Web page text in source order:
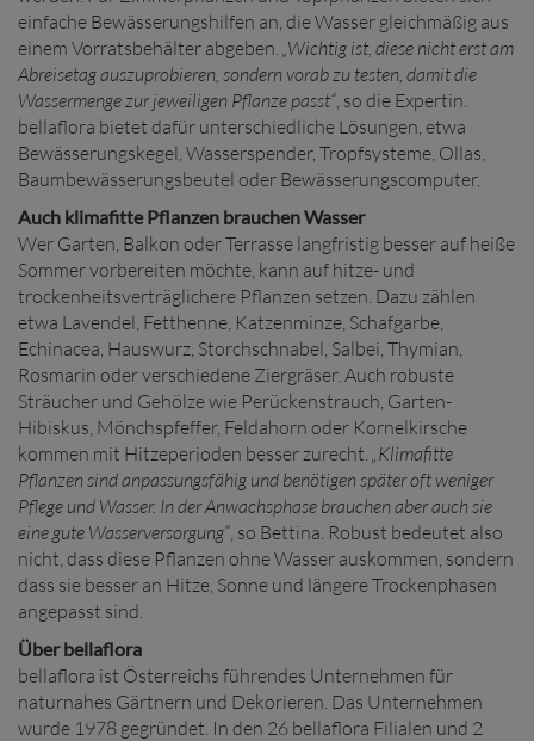
einfache Bewässerungshilfen an, die Wasser gleichmäßig aus
einem Vorratsbehälter abgeben. „Wichtig ist, diese nicht erst am
Abreisetag auszuprobieren, sondern vorab zu testen, damit die
Wassermenge zur jeweiligen Pflanze passt“, so die Expertin.
bellaflora bietet dafür unterschiedliche Lösungen, etwa
Bewässerungskegel, Wasserspender, Tropfsysteme, Ollas,
Baumbewässerungsbeutel oder Bewässerungscomputer.
Auch klimafitte Pflanzen brauchen Wasser
Wer Garten, Balkon oder Terrasse langfristig besser auf heiße
Sommer vorbereiten möchte, kann auf hitze- und
trockenheitsverträglichere Pflanzen setzen. Dazu zählen
etwa Lavendel, Fetthenne, Katzenminze, Schafgarbe,
Echinacea, Hauswurz, Storchschnabel, Salbei, Thymian,
Rosmarin oder verschiedene Ziergräser. Auch robuste
Sträucher und Gehölze wie Perückenstrauch, Garten-
Hibiskus, Mönchspfeffer, Feldahorn oder Kornelkirsche
kommen mit Hitzeperioden besser zurecht. „Klimafitte
Pflanzen sind anpassungsfähig und benötigen später oft weniger
Pflege und Wasser. In der Anwachsphase brauchen aber auch sie
eine gute Wasserversorgung“, so Bettina. Robust bedeutet also
nicht, dass diese Pflanzen ohne Wasser auskommen, sondern
dass sie besser an Hitze, Sonne und längere Trockenphasen
angepasst sind.
Über bellaflora
bellaflora ist Österreichs führendes Unternehmen für
naturnahes Gärtnern und Dekorieren. Das Unternehmen
wurde 1978 gegründet. In den 26 bellaflora Filialen und 2